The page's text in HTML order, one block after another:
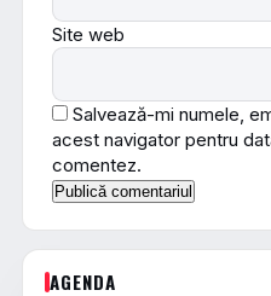
Site web
Salvează-mi numele,
acest navigator pentru
comentez.
AGENDA